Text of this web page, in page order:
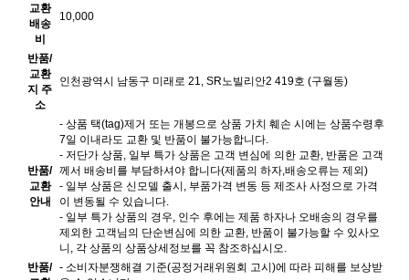
교환
배송
비
10,000
반품/
교환
지 주
소
인천광역시 남동구 미래로 21, SR노빌리안2 419호 (구월동)
반품/
교환
안내
- 상품 택(tag)제거 또는 개봉으로 상품 가치 훼손 시에는 상품수령후
7일 이내라도 교환 및 반품이 불가능합니다.
- 저단가 상품, 일부 특가 상품은 고객 변심에 의한 교환, 반품은 고객
께서 배송비를 부담하셔야 합니다(제품의 하자,배송오류는 제외)
- 일부 상품은 신모델 출시, 부품가격 변동 등 제조사 사정으로 가격
이 변동될 수 있습니다.
- 일부 특가 상품의 경우, 인수 후에는 제품 하자나 오배송의 경우를
제외한 고객님의 단순변심에 의한 교환, 반품이 불가능할 수 있사오
니, 각 상품의 상품상세정보를 꼭 참조하십시오.
반품/ - 소비자분쟁해결 기준(공정거래위원회 고시)에 따라 피해를 보상받